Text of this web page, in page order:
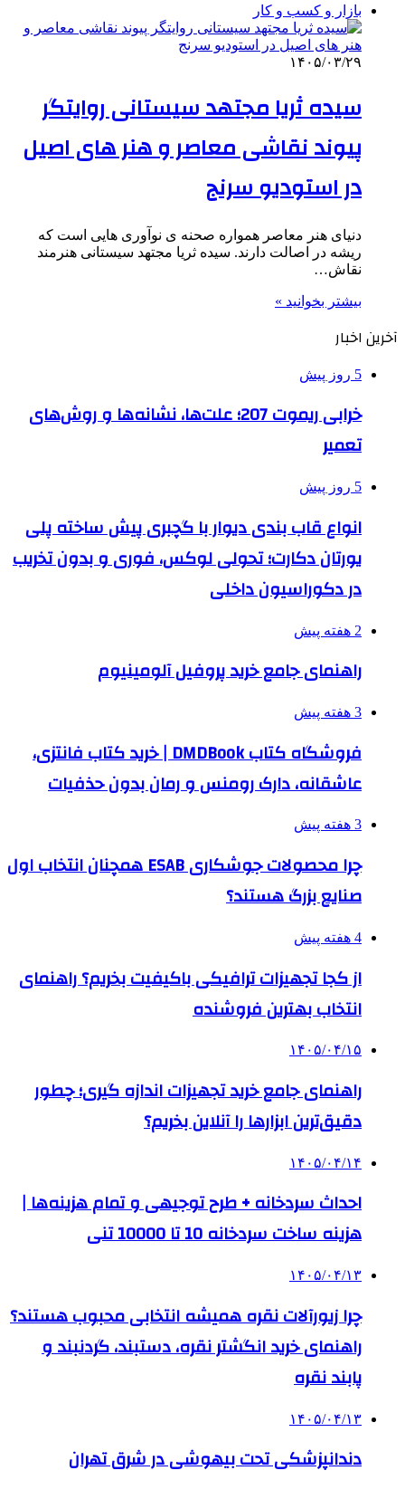
بازار و کسب و کار
۱۴۰۵/۰۳/۲۹
سیده ثریا مجتهد سیستانی روایتگر
پیوند نقاشی معاصر و هنر های اصیل
در استودیو سرنج
دنیای هنر معاصر همواره صحنه ی نوآوری هایی است که
ریشه در اصالت دارند. سیده ثریا مجتهد سیستانی هنرمند
نقاش…
بیشتر بخوانید »
آخرین اخبار
5 روز پیش
خرابی ریموت 207؛ علت‌ها، نشانه‌ها و روش‌های
تعمیر
5 روز پیش
انواع قاب بندی دیوار با گچبری پیش ساخته پلی
یورتان دکارت؛ تحولی لوکس، فوری و بدون تخریب
در دکوراسیون داخلی
2 هفته پیش
راهنمای جامع خرید پروفیل آلومینیوم
3 هفته پیش
فروشگاه کتاب DMDBook | خرید کتاب فانتزی،
عاشقانه، دارک رومنس و رمان بدون حذفیات
3 هفته پیش
چرا محصولات جوشکاری ESAB همچنان انتخاب اول
صنایع بزرگ هستند؟
4 هفته پیش
از کجا تجهیزات ترافیکی باکیفیت بخریم؟ راهنمای
انتخاب بهترین فروشنده
۱۴۰۵/۰۴/۱۵
راهنمای جامع خرید تجهیزات اندازه گیری؛ چطور
دقیق‌ترین ابزارها را آنلاین بخریم؟
۱۴۰۵/۰۴/۱۴
احداث سردخانه + طرح توجیهی و تمام هزینه‌ها |
هزینه ساخت سردخانه 10 تا 10000 تنی
۱۴۰۵/۰۴/۱۳
چرا زیورآلات نقره همیشه انتخابی محبوب هستند؟
راهنمای خرید انگشتر نقره، دستبند، گردنبند و
پابند نقره
۱۴۰۵/۰۴/۱۳
دندانپزشکی تحت بیهوشی در شرق تهران